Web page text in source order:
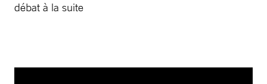
débat à la suite